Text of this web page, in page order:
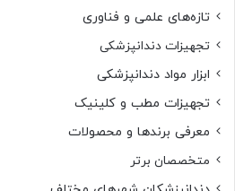
تازه‌های علمی و فناوری
تجهیزات دندانپزشکی
ابزار مواد دندانپزشکی
تجهیزات مطب و کلینیک
معرفی برندها و محصولات
متخصصان برتر